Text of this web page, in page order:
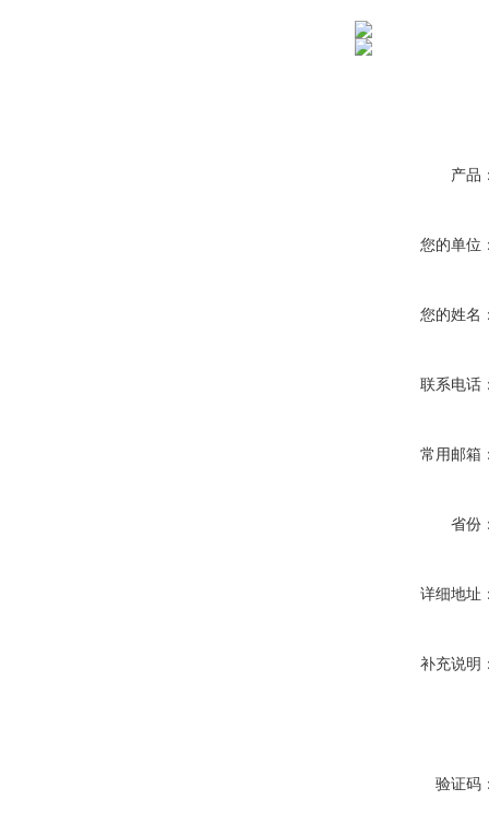
产品
您的单位
您的姓名
联系电话
常用邮箱
省份
详细地址
补充说明
验证码